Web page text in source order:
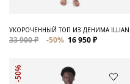
УКОРОЧЕННЫЙ ТОП ИЗ ДЕНИМА ILLIAN
33 900 ₽ -50% 16 950 ₽
-50%